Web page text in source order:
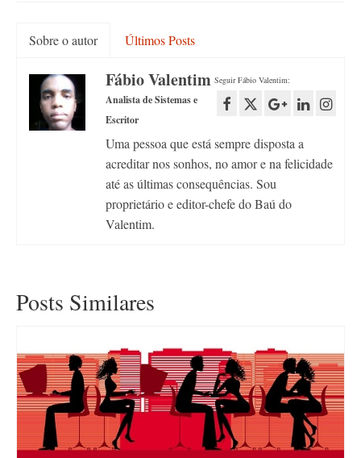
Sobre o autor Últimos Posts
Seguir Fábio Valentim:
Fábio Valentim
Analista de Sistemas e
Escritor
Uma pessoa que está sempre disposta a
acreditar nos sonhos, no amor e na felicidade
até as últimas consequências. Sou
proprietário e editor-chefe do Baú do
Valentim.
Posts Similares